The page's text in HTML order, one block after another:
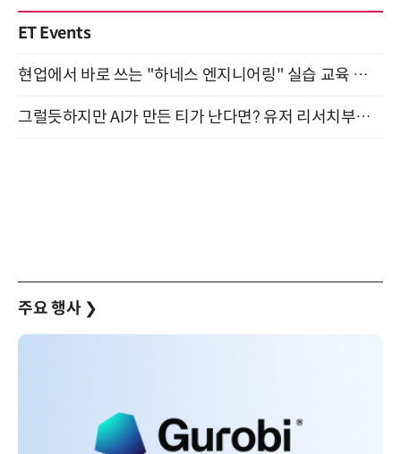
ET Events
현업에서 바로 쓰는 "하네스 엔지니어링" 실습 교육 워크숍 8월 20일 개최
그럴듯하지만 AI가 만든 티가 난다면? 유저 리서치부터 배포까지! (9/15)
주요 행사 ❯